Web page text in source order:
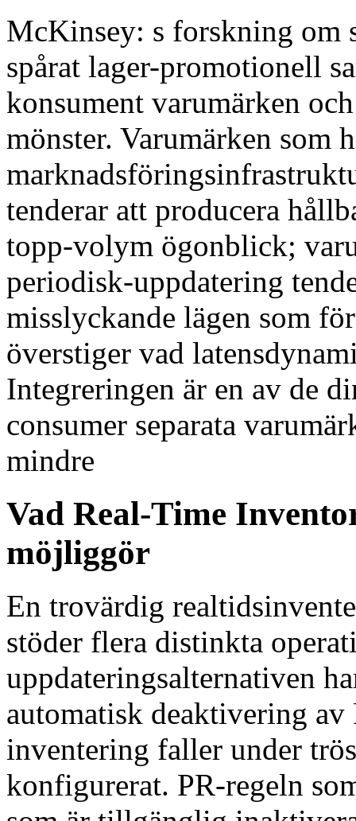
McKinsey: s forskning om
spårat lager-promotionell
konsument varumärken
mönster. Varumärken som
tenderar att producera
topp-volym ögonblick;
periodisk-uppdatering
misslyckande lägen som
överstiger vad
Integreringen är en av de
consumer separata
mindre
Vad Real-Time
möjliggör
En trovärdig
stöder flera distinkta
uppdateringsalternativen
automatisk deaktivering
inventering faller under
konfigurerat. PR-regeln